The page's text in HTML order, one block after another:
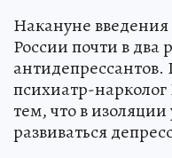
Накануне
России почти в два
психиатр-нарколог
тем, что в
развиваться